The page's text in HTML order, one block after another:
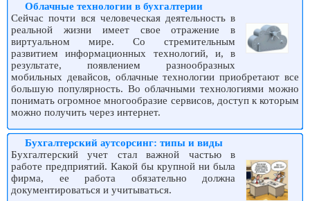
Облачные технологии в бухгалтерии
Сейчас почти вся человеческая деятельность в
реальной жизни имеет свое отражение в
виртуальном мире. Со стремительным
развитием информационных технологий, и, в
результате, появлением разнообразных
мобильных девайсов, облачные технологии приобретают все
большую популярность. Во облачными технологиями можно
понимать огромное многообразие сервисов, доступ к которым
можно получить через интернет.
Бухгалтерский аутсорсинг: типы и виды
Бухгалтерский учет стал важной частью в
работе предприятий. Какой бы крупной ни была
фирма, ее работа обязательно должна
документироваться и учитываться.